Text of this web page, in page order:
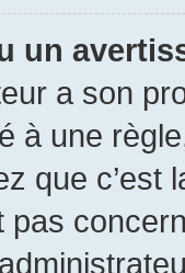
un
a son
à une
que c’est
pas